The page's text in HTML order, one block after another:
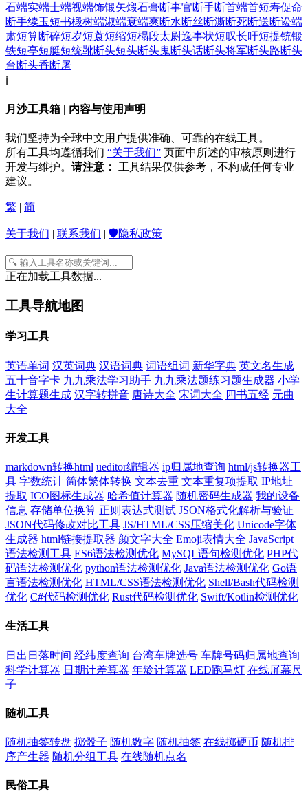
石端实端士端视端饰锻矢煅石膏断事官断手断首端首短寿促命
断手续玉短书椴树端淑端衰端爽断水断丝断澌断死断送断讼端
肃短算断碎短岁短蓑短缩短榻段太尉逸事状短叹长吁短提铳锻
铁短亭短艇短统靴断头短头断头鬼断头话断头将军断头路断头
台 断头香断屠
ℹ️
月沙工具箱 | 内容与使用声明
我们坚持为全球中文用户提供准确、可靠的在线工具。
所有工具均遵循我们 “关于我们” 页面中所述的审核原则进行
开发与维护。 请注意：
工具结果仅供参考，不构成任何专业
建议。
繁 | 简
关于我们 | 联系我们 | 🛡️隐私政策
正在加载工具数据...
工具导航地图
学习工具
英语单词 汉英词典 汉语词典 词语组词 新华字典 英文名生成
五十音字卡 九九乘法学习助手 九九乘法题练习题生成器 小学
生计算题生成 汉字转拼音 唐诗大全 宋词大全 四书五经 元曲
大全
开发工具
markdown转换html ueditor编辑器 ip归属地查询 html/js转换器工
具 字数统计 简体繁体转换 文本去重 文本重复项提取 IP地址
提取 ICO图标生成器 哈希值计算器 随机密码生成器 我的设备
信息 存储单位换算 正则表达式测试 JSON格式化解析与验证
JSON代码修改对比工具 JS/HTML/CSS压缩美化 Unicode字体
生成器 html链接提取器 颜文字大全 Emoji表情大全 JavaScript
语法检测工具 ES6语法检测优化 MySQL语句检测优化 PHP代
码语法检测优化 python语法检测优化 Java语法检测优化 Go语
言语法检测优化 HTML/CSS语法检测优化 Shell/Bash代码检测
优化 C#代码检测优化 Rust代码检测优化 Swift/Kotlin检测优化
生活工具
日出日落时间 经纬度查询 台湾车牌选号 车牌号码归属地查询
科学计算器 日期计差算器 年龄计算器 LED跑马灯 在线屏幕尺
子
随机工具
随机抽签转盘 掷骰子 随机数字 随机抽签 在线掷硬币 随机排
序产生器 随机分组工具 在线随机点名
民俗工具